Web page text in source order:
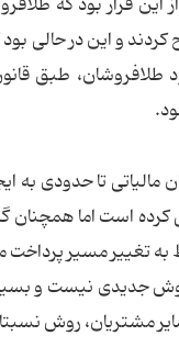
و این در حالی
طبق
مالیاتی تا حدودی به
کرده است اما
به تغییر مسیر
جدیدی نیست و
سایر مشتریان، روش